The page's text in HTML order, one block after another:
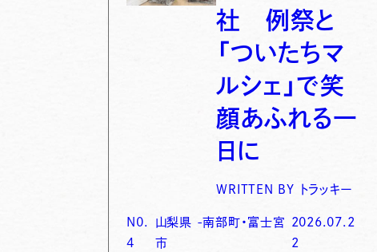
社 例祭と
「ついたちマ
ルシェ」で笑
顔あふれる一
日に
WRITTEN BY トラッキー
N0.
4
山梨県 -南部町・富士宮
市
2026.07.2
2